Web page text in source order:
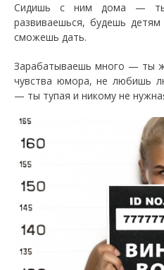
Сидишь с ним дома —
развиваешься, будешь
сможешь дать.
Зарабатываешь много — ты
чувства юмора, не любишь
— ты тупая и никому не